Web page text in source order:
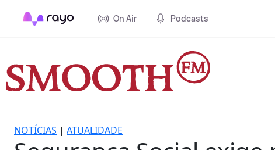
On Air Podcasts
NOTÍCIAS | ATUALIDADE